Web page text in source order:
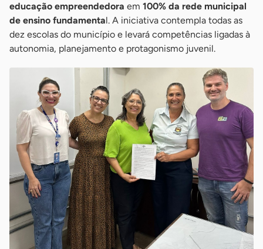
educação empreendedora em 100% da rede municipal
de ensino fundamental. A iniciativa contempla todas as
dez escolas do município e levará competências ligadas à
autonomia, planejamento e protagonismo juvenil.